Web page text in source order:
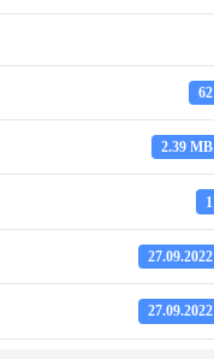
62
2.39 MB
1
27.09.2022
27.09.2022